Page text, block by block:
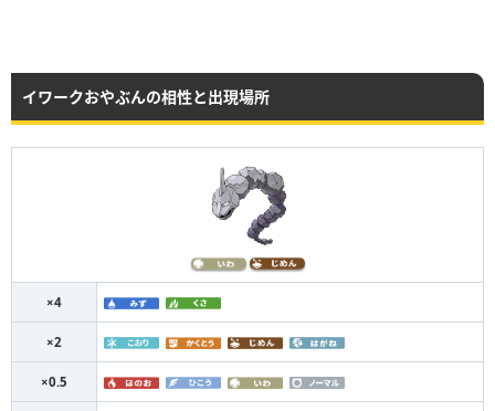
イワークおやぶんの相性と出現場所
×4
×2
×0.5